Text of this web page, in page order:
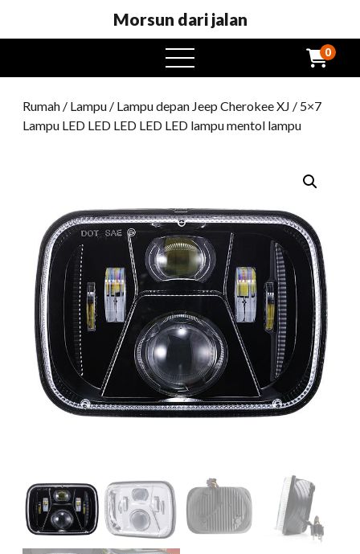
Morsun dari jalan
Buka
menu
0
Rumah / Lampu / Lampu depan Jeep Cherokee XJ / 5×7
Lampu LED LED LED LED LED lampu mentol lampu